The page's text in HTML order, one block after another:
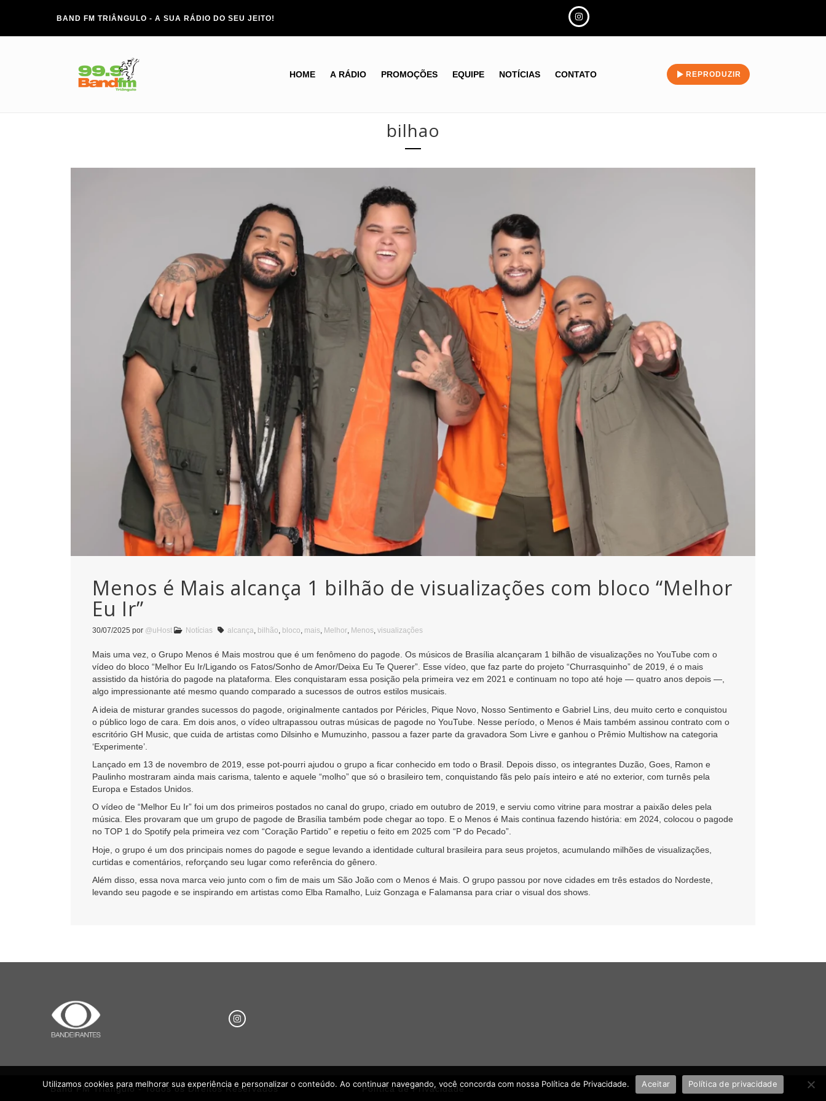
BAND FM TRIÂNGULO - A SUA RÁDIO DO SEU JEITO!
HOME A RÁDIO PROMOÇÕES EQUIPE NOTÍCIAS CONTATO REPRODUZIR
bilhao
Menos é Mais alcança 1 bilhão de visualizações com bloco “Melhor
Eu Ir”
30/07/2025 por @uHost Notícias alcança, bilhão, bloco, mais, Melhor, Menos, visualizações
Mais uma vez, o Grupo Menos é Mais mostrou que é um fenômeno do pagode. Os músicos de Brasília alcançaram 1 bilhão de visualizações no YouTube com o
vídeo do bloco “Melhor Eu Ir/Ligando os Fatos/Sonho de Amor/Deixa Eu Te Querer”. Esse vídeo, que faz parte do projeto “Churrasquinho” de 2019, é o mais
assistido da história do pagode na plataforma. Eles conquistaram essa posição pela primeira vez em 2021 e continuam no topo até hoje — quatro anos depois —,
algo impressionante até mesmo quando comparado a sucessos de outros estilos musicais.
A ideia de misturar grandes sucessos do pagode, originalmente cantados por Péricles, Pique Novo, Nosso Sentimento e Gabriel Lins, deu muito certo e conquistou
o público logo de cara. Em dois anos, o vídeo ultrapassou outras músicas de pagode no YouTube. Nesse período, o Menos é Mais também assinou contrato com o
escritório GH Music, que cuida de artistas como Dilsinho e Mumuzinho, passou a fazer parte da gravadora Som Livre e ganhou o Prêmio Multishow na categoria
‘Experimente’.
Lançado em 13 de novembro de 2019, esse pot-pourri ajudou o grupo a ficar conhecido em todo o Brasil. Depois disso, os integrantes Duzão, Goes, Ramon e
Paulinho mostraram ainda mais carisma, talento e aquele “molho” que só o brasileiro tem, conquistando fãs pelo país inteiro e até no exterior, com turnês pela
Europa e Estados Unidos.
O vídeo de “Melhor Eu Ir” foi um dos primeiros postados no canal do grupo, criado em outubro de 2019, e serviu como vitrine para mostrar a paixão deles pela
música. Eles provaram que um grupo de pagode de Brasília também pode chegar ao topo. E o Menos é Mais continua fazendo história: em 2024, colocou o pagode
no TOP 1 do Spotify pela primeira vez com “Coração Partido” e repetiu o feito em 2025 com “P do Pecado”.
Hoje, o grupo é um dos principais nomes do pagode e segue levando a identidade cultural brasileira para seus projetos, acumulando milhões de visualizações,
curtidas e comentários, reforçando seu lugar como referência do gênero.
Além disso, essa nova marca veio junto com o fim de mais um São João com o Menos é Mais. O grupo passou por nove cidades em três estados do Nordeste,
levando seu pagode e se inspirando em artistas como Elba Ramalho, Luiz Gonzaga e Falamansa para criar o visual dos shows.
Band FM Triângulo - Todos os Direitos Reservados Política de Privacidade UHOST
Utilizamos cookies para melhorar sua experiência e personalizar o conteúdo. Ao continuar navegando, você concorda com nossa Política de Privacidade. Aceitar Política de privacidade